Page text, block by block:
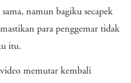
namun bagiku secapek
para penggemar tidak
itu.
memutar kembali